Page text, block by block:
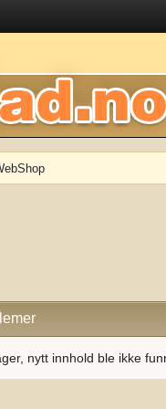
nytt innhold ble ikke